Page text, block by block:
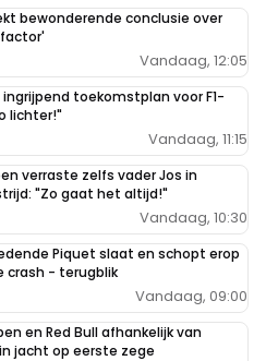
bewonderende conclusie over
Vandaag, 12:05
toekomstplan voor F1-
lichter!"
Vandaag, 11:15
verraste zelfs vader Jos in
"Zo gaat het altijd!"
Vandaag, 10:30
Piquet slaat en schopt erop
crash - terugblik
Vandaag, 09:00
en Red Bull afhankelijk van
jacht op eerste zege